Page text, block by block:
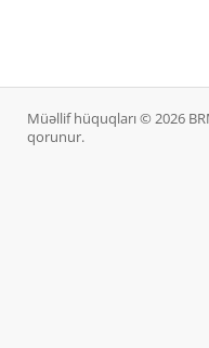
Müəllif hüquqları © 2026
qorunur.